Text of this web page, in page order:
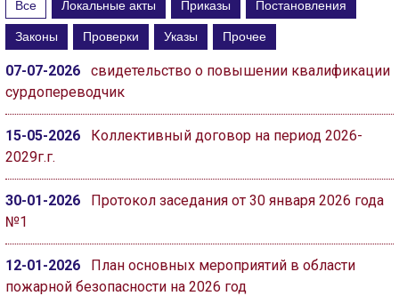
Aa Aa Aa
ГОЛОС
🔊 Включить озвучивание
Настройки по умолчанию
Все Локальные акты Приказы Постановления
Законы Проверки Указы Прочее
07-07-2026
свидетельство о повышении квалификации
сурдопереводчик
15-05-2026
Коллективный договор на период 2026-
2029г.г.
30-01-2026
Протокол заседания от 30 января 2026 года
№1
12-01-2026
План основных мероприятий в области
пожарной безопасности на 2026 год